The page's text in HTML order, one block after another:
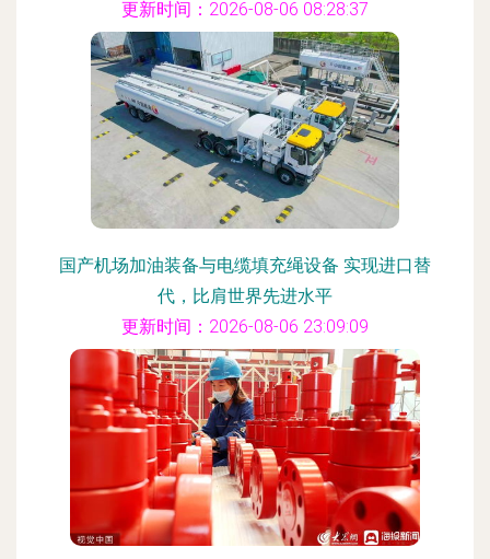
更新时间：2026-08-06 08:28:37
国产机场加油装备与电缆填充绳设备 实现进口替
代，比肩世界先进水平
更新时间：2026-08-06 23:09:09